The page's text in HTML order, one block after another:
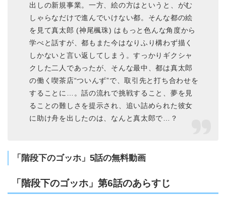
出しの新規事業。一方、絵の方はというと、がむ
しゃらなだけで進んでいけない都。そんな都の絵
を見て真太郎 (神尾楓珠) はもっと色んな角度から
学べと話すが、都もまた今はなりふり構わず描く
しかないと言い返してしまう。すっかりギクシャ
クした二人であったが、そんな最中、都は真太郎
の働く喫茶店“ついんず”で、取引先と打ち合わせを
することに…。話の流れで挑戦すること、夢を見
ることの難しさを提示され、追い詰められた彼女
に助け舟を出したのは、なんと真太郎で…？
「階段下のゴッホ」5話の無料動画
「階段下のゴッホ」第6話のあらすじ